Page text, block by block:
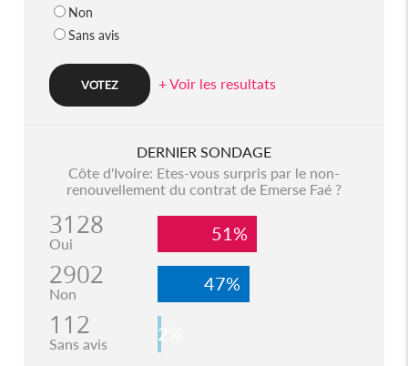
Non
Sans avis
+ Voir les resultats
DERNIER SONDAGE
Côte d'Ivoire: Etes-vous surpris par le non-
renouvellement du contrat de Emerse Faé ?
3128
Oui 51%
2902
Non 47%
112
Sans avis 2%